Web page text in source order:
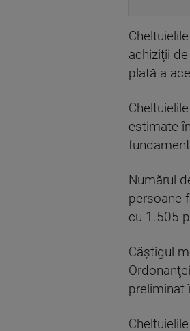
achiziţii
plată a
estimate
Numărul
persoane
cu 1.505
Câştigul
preliminat